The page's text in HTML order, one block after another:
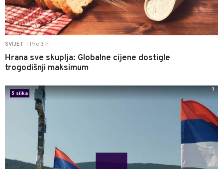
SVIJET Pre 3 h
Hrana sve skuplja: Globalne cijene dostigle
trogodišnji maksimum
5 slika
1